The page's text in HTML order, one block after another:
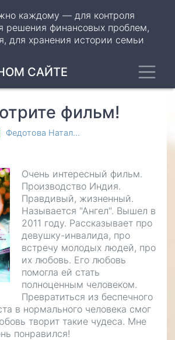
каждому — для контроля
решения финансовых проблем,
для хранения истории семьи
САЙТЕ
фильм!
Федотова Натал…
Очень интересный фильм.
Производство Индия.
Правдивый, жизненный.
Называется "Ангел". Вышел в
2011 году. Рассказывает про
девушку-инвалида, про
встречу молодых людей, про
их любовь. Его любовь
помогла ей стать
полноценным человеком.
Превратиться из беспечного
в нормального человека смог
творит такие чудеса. Мне
понравился!